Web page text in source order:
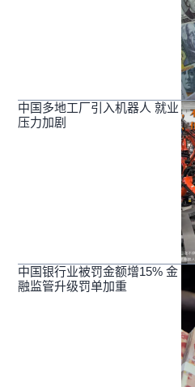
中国多地工厂引入机器人 就业
压力加剧
中国银行业被罚金额增15% 金
融监管升级罚单加重